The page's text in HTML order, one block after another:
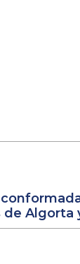
de Algorta